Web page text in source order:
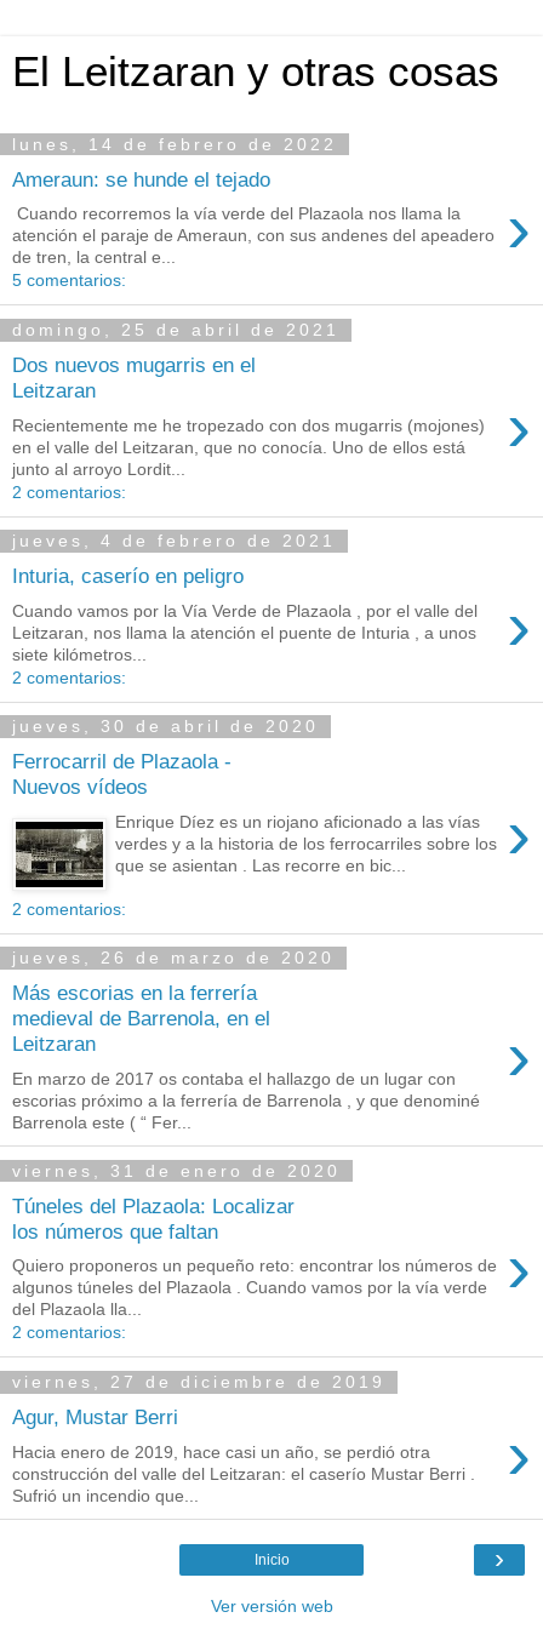
El Leitzaran y otras cosas
lunes, 14 de febrero de 2022
Ameraun: se hunde el tejado
›
Cuando recorremos la vía verde del Plazaola nos llama la
atención el paraje de Ameraun, con sus andenes del apeadero
de tren, la central e...
5 comentarios:
domingo, 25 de abril de 2021
Dos nuevos mugarris en el
Leitzaran
›
Recientemente me he tropezado con dos mugarris (mojones)
en el valle del Leitzaran, que no conocía. Uno de ellos está
junto al arroyo Lordit...
2 comentarios:
jueves, 4 de febrero de 2021
Inturia, caserío en peligro
›
Cuando vamos por la Vía Verde de Plazaola , por el valle del
Leitzaran, nos llama la atención el puente de Inturia , a unos
siete kilómetros...
2 comentarios:
jueves, 30 de abril de 2020
Ferrocarril de Plazaola -
Nuevos vídeos
›
Enrique Díez es un riojano aficionado a las vías
verdes y a la historia de los ferrocarriles sobre los
que se asientan . Las recorre en bic...
2 comentarios:
jueves, 26 de marzo de 2020
Más escorias en la ferrería
medieval de Barrenola, en el
Leitzaran
›
En marzo de 2017 os contaba el hallazgo de un lugar con
escorias próximo a la ferrería de Barrenola , y que denominé
Barrenola este ( “ Fer...
viernes, 31 de enero de 2020
Túneles del Plazaola: Localizar
los números que faltan
›
Quiero proponeros un pequeño reto: encontrar los números de
algunos túneles del Plazaola . Cuando vamos por la vía verde
del Plazaola lla...
2 comentarios:
viernes, 27 de diciembre de 2019
Agur, Mustar Berri ›
Hacia enero de 2019, hace casi un año, se perdió otra
construcción del valle del Leitzaran: el caserío Mustar Berri .
Sufrió un incendio que...
›
Inicio
Ver versión web